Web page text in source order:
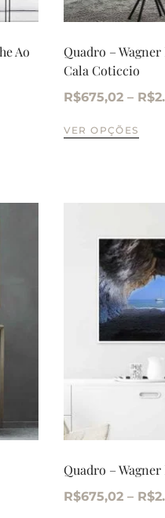
Ao
Quadro –
Cala Coticcio
R$675,02 – R$
VER OPÇÕES
Quadro –
R$675,02 – R$